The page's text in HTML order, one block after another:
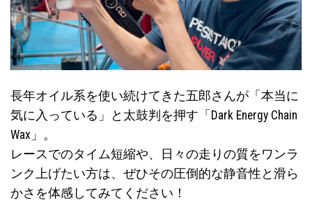
長年オイル系を使い続けてきた五郎さんが「本当に
気に入っている」と太鼓判を押す「Dark Energy Chain
Wax」。
レースでのタイム短縮や、日々の走りの質をワンラ
ンク上げたい方は、ぜひその圧倒的な静音性と滑ら
かさを体感してみてください！